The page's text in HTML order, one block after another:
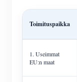
Toimituspaikka
1. Useimmat
EU:n maat